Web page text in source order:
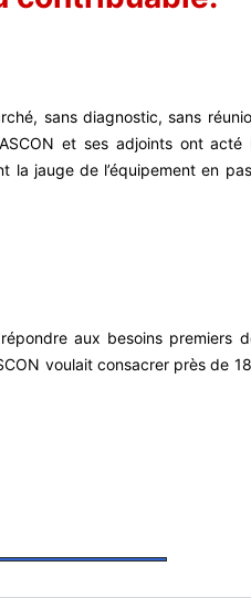
sans diagnostic, sans
et ses adjoints ont acté
jauge de l’équipement en
aux besoins premiers
voulait consacrer près de 18